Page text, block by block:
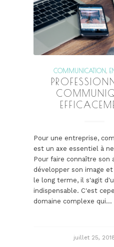
COMMUNICATION
Pour une entreprise,
est un axe essentiel à
Pour faire connaître son
développer son image
le long terme, il s'agit
indispensable. C'est
domaine complexe qui…
juillet 25,